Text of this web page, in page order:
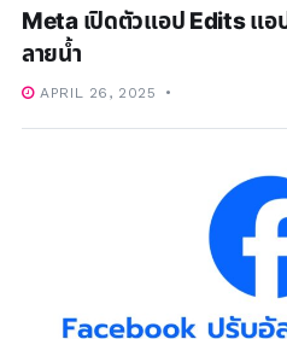
Meta เปิดตัวแอป Edits แอ
ลายน้ำ
APRIL 26, 2025